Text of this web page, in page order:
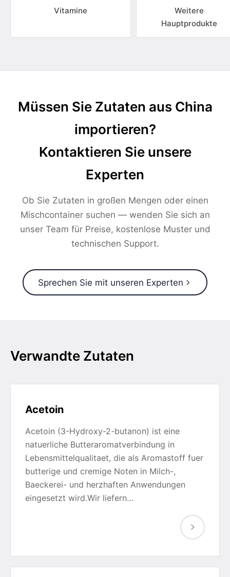
Vitamine
Weitere
Hauptprodukte
Müssen Sie Zutaten aus China
importieren?
Kontaktieren Sie unsere
Experten
Ob Sie Zutaten in großen Mengen oder einen
Mischcontainer suchen — wenden Sie sich an
unser Team für Preise, kostenlose Muster und
technischen Support.
Sprechen Sie mit unseren Experten
Verwandte Zutaten
Acetoin
Acetoin (3-Hydroxy-2-butanon) ist eine
natuerliche Butteraromatverbindung in
Lebensmittelqualitaet, die als Aromastoff fuer
butterige und cremige Noten in Milch-,
Baeckerei- und herzhaften Anwendungen
eingesetzt wird.Wir liefern…